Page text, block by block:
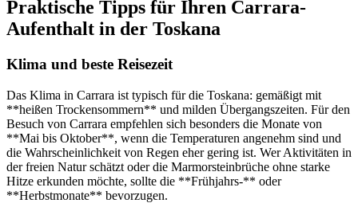
Praktische Tipps für Ihren Carrara-
Aufenthalt in der Toskana
Klima und beste Reisezeit
Das Klima in Carrara ist typisch für die Toskana: gemäßigt mit
**heißen Trockensommern** und milden Übergangszeiten. Für den
Besuch von Carrara empfehlen sich besonders die Monate von
**Mai bis Oktober**, wenn die Temperaturen angenehm sind und
die Wahrscheinlichkeit von Regen eher gering ist. Wer Aktivitäten in
der freien Natur schätzt oder die Marmorsteinbrüche ohne starke
Hitze erkunden möchte, sollte die **Frühjahrs-** oder
**Herbstmonate** bevorzugen.